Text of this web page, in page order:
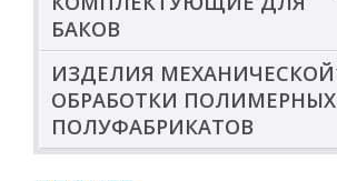
БАКОВ
ИЗДЕЛИЯ МЕХАНИЧЕСКОЙ
ОБРАБОТКИ ПОЛИМЕРНЫХ
ПОЛУФАБРИКАТОВ